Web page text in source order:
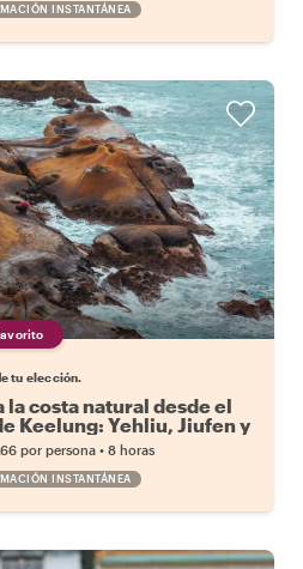
INSTANTÁNEA
tu elección.
la costa natural desde el
Keelung: Yehliu, Jiufen y
por persona • 8 horas
INSTANTÁNEA